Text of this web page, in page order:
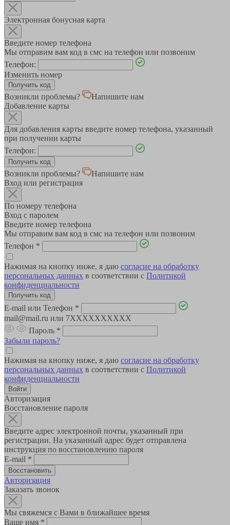
Электронная бонусная карта
Введите номер телефона
Мы отправим вам код в смс на телефон или позвоним
Телефон:
Изменить номер
Возникли проблемы?
Напишите нам
Добавление карты
Для добавления карты введите номер телефона, указанный
при получении карты
Телефон:
Возникли проблемы?
Напишите нам
Вход или регистрация
По номеру телефона
Вход с паролем
Введите номер телефона
Мы отправим вам код в смс на телефон или позвоним
Телефон *
Нажимая на кнопку ниже, я даю согласие на обработку
персональных данных в соответствии с Политикой
конфиденциальности
E-mail или Телефон *
mail@mail.ru или 7XXXXXXXXXX
Пароль *
Забыли пароль?
Нажимая на кнопку ниже, я даю согласие на обработку
персональных данных в соответствии с Политикой
конфиденциальности
Авторизация
Восстановление пароля
Введите адрес электронной почты, указанный при
регистрации. На указанный адрес будет отправлена
инструкция по восстановлению пароля
E-mail *
Авторизация
Заказать звонок
Мы свяжемся с Вами в ближайшее время
Ваше имя *